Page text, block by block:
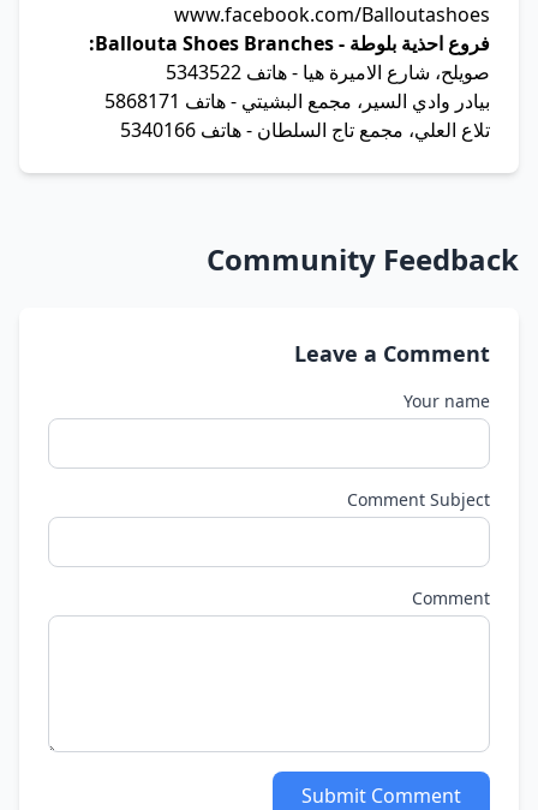
www.facebook.com/Balloutashoes
فروع احذية بلوطة - Ballouta Shoes Branches:
صويلح، شارع الاميرة هيا - هاتف 5343522
بيادر وادي السير، مجمع البشيتي - هاتف 5868171
تلاع العلي، مجمع تاج السلطان - هاتف 5340166
Community Feedback
Leave a Comment
Your name
Comment Subject
Comment
Submit Comment